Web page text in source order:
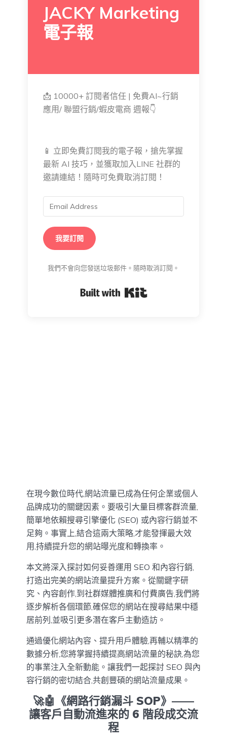
JACKY Marketing
電子報
📩 10000+ 訂閱者信任 | 免費AI~行銷
應用/ 聯盟行銷/蝦皮電商 週報👇
📱 立即免費訂閱我的電子報，搶先掌握
最新 AI 技巧，並獲取加入LINE 社群的
邀請連結！隨時可免費取消訂閱！
我要訂閱
我們不會向您發送垃圾郵件。隨時取消訂閱。
在現今數位時代,網站流量已成為任何企業或個人
品牌成功的關鍵因素。要吸引大量目標客群流量,
簡單地依賴搜尋引擎優化 (SEO) 或內容行銷並不
足夠。事實上,結合這兩大策略,才能發揮最大效
用,持續提升您的網站曝光度和轉換率。
本文將深入探討如何妥善運用 SEO 和內容行銷,
打造出完美的網站流量提升方案。從關鍵字研
究、內容創作,到社群媒體推廣和付費廣告,我們將
逐步解析各個環節,確保您的網站在搜尋結果中穩
居前列,並吸引更多潛在客戶主動造訪。
通過優化網站內容、提升用戶體驗,再輔以精準的
數據分析,您將掌握持續提高網站流量的秘訣,為您
的事業注入全新動能。讓我們一起探討 SEO 與內
容行銷的密切結合,共創豐碩的網站流量成果。
🚀🤖《網路行銷漏斗 SOP》——
讓客戶自動流進來的 6 階段成交流
程